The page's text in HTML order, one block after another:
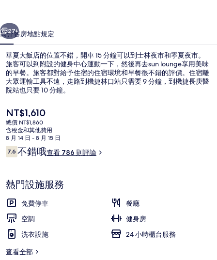
片
集
個 下一個
27+
簡介客房地點規定
華夏大飯店的位置不錯，開車 15 分鐘可以到士林夜市和寧夏夜市。
旅客可以到附設的健身中心運動一下，然後再去sun lounge享用美味
的早餐。旅客都對給予住宿的住宿環境和早餐很不錯的評價。住宿離
大眾運輸工具不遠，走路到機捷林口站只需要 9 分鐘，到機捷長庚醫
院站也只要 10 分鐘。
目
前
的
價
格
是
NT$1,610
總價 NT$1,860
含稅金和其他費用
8 月 14 日 - 8 月 15 日
評
論
7.67.6 分，滿分 10 分，
不錯哦查看 786 則評論
熱門設施服務
免費停車
餐廳
空調
健身房
洗衣設施
24 小時櫃台服務
查看全部